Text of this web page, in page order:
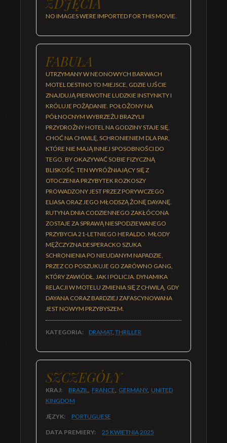
NO IMAGES WERE IMPORTED FOR THIS MOVIE.
FABUŁA
UTRZYMANY W NEONOWYCH BARWACH
MOTEL DESTINO TO MIEJSCE, GDZIE UJŚCIE
ZNAJDUJĄ PIERWOTNE LUDZKIE INSTYNKTY I
KRÓLUJE POŻĄDANIE. POŁOŻONY NA
PÓŁNOCNYM WYBRZEŻU BRAZYLII
PRZYDROŻNY HOTEL NA GODZINY STAJE SIĘ,
CHOĆ NA CHWILĘ, SCHRONIENIEM DLA PAR,
KTÓRE NIE MAJĄ INNEJ SPOSOBNOŚCI DO
TEGO, BY OKAZYWAĆ SOBIE FIZYCZNĄ
BLISKOŚĆ. TEN WYRÓŻNIAJĄCY SIĘ Z
OTOCZENIA PRZYBYTEK ROZKOSZY
PROWADZONY JEST PRZEZ PORYWCZEGO
ELIASA ORAZ JEGO MŁODSZĄ ŻONĘ DAYANĘ.
RUTYNA DNIA CODZIENNEGO ZAKŁÓCONA
ZOSTAJE ZA SPRAWĄ NIESPODZIEWANEGO
PRZYBYCIA 21-LETNIEGO HERALDO. MŁODY
MĘŻCZYZNA DESPERACKO SZUKA
SCHRONIENIA PO NIEUDANYM NAPADZIE,
PRZEZ CO POSZUKUJE GO ZARÓWNO GANG,
KTÓRY ZAWIÓDŁ, JAK I POLICJA. DYNAMIKA
RELACJI W MOTELU ZMIENIA SIĘ Z CHWILĄ, GDY
DAYANA CORAZ BARDZIEJ ZAFASCYNOWANA
JEST NOWYM PRZYBYSZEM.
KATEGORIA: DRAMAT, THRILLER
SZCZEGÓŁY
KRAJ: BRAZIL, FRANCE, GERMANY, UNITED
KINGDOM
JĘZYK: PORTUGUESE
DATA PREMIERY: 25 KWIETNIA2025